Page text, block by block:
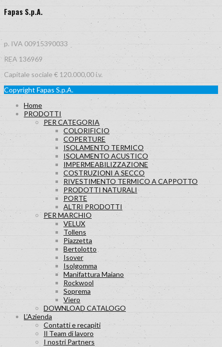
Fapas S.p.A.
p. IVA 00915390033
REA 136969
Capitale sociale € 120.000,00 i.v.
Copyright Fapas S.p.A.
Home
PRODOTTI
PER CATEGORIA
COLORIFICIO
COPERTURE
ISOLAMENTO TERMICO
ISOLAMENTO ACUSTICO
IMPERMEABILIZZAZIONE
COSTRUZIONI A SECCO
RIVESTIMENTO TERMICO A CAPPOTTO
PRODOTTI NATURALI
PORTE
ALTRI PRODOTTI
PER MARCHIO
VELUX
Tollens
Piazzetta
Bertolotto
Isover
Isolgomma
Manifattura Maiano
Rockwool
Soprema
Viero
DOWNLOAD CATALOGO
L’Azienda
Contatti e recapiti
Il Team di lavoro
I nostri Partners